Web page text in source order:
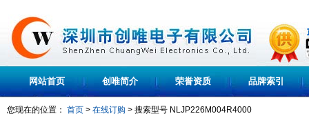
网站首页 创唯简介 荣誉资质 品牌索引
您现在的位置： 首页 > 在线订购 > 搜索型号 NLJP226M004R4000